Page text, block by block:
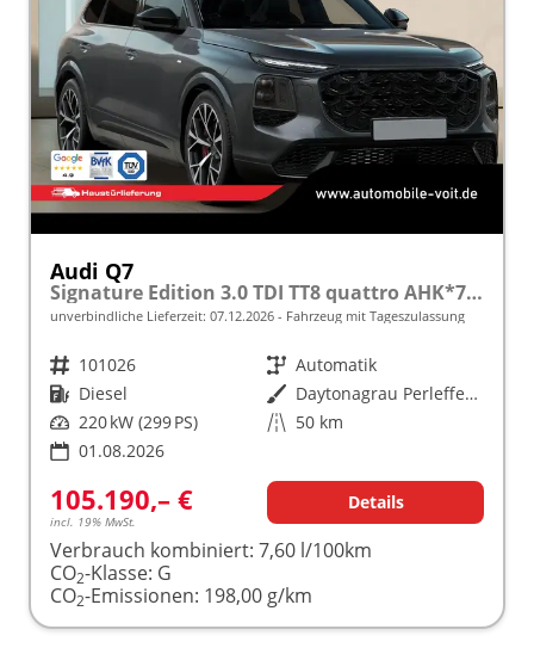
Audi Q7
Signature Edition 3.0 TDI TT8 quattro AHK*7Sitzer*Pano*Standheizung*TechPro*22"LM*HeadUp
unverbindliche Lieferzeit: 07.12.2026 Fahrzeug mit Tageszulassung
Fahrzeugnr. 101026 Getriebe Automatik
Kraftstoff Diesel Außenfarbe
Daytonagrau Perleffekt (6Y6Y)
Leistung 220 kW (299 PS) Kilometerstand 50 km
01.08.2026
105.190,– €
incl. 19% MwSt.
Details
Verbrauch kombiniert: 7,60 l/100km
CO2-Klasse: G
CO2-Emissionen: 198,00 g/km